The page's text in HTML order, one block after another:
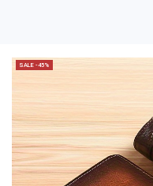
SALE -45%